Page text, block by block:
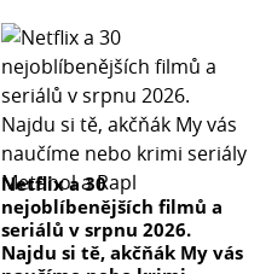
Netflix a 30
nejoblíbenějších filmů a
seriálů v srpnu 2026.
Najdu si tě, akčňák My vás